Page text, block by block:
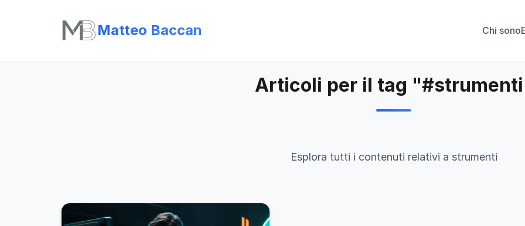
Matteo Baccan Chi sono
Articoli per il tag
Esplora tutti i contenuti relativi a strumenti